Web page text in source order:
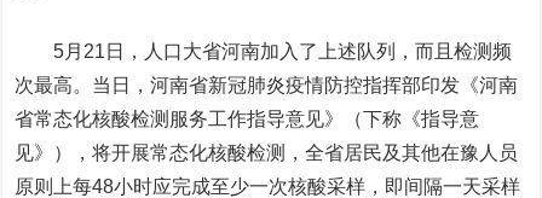
5月21日，人口大省河南加入了上述队列，而且检测频
次最高。当日，河南省新冠肺炎疫情防控指挥部印发《河南
省常态化核酸检测服务工作指导意见》（下称《指导意
见》），将开展常态化核酸检测，全省居民及其他在豫人员
原则上每48小时应完成至少一次核酸采样，即间隔一天采样